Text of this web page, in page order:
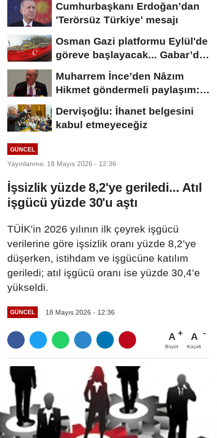
Cumhurbaşkanı Erdoğan’dan
'Terörsüz Türkiye' mesajı
Osman Gazi platformu Eylül'de
göreve başlayacak... Gabar’da
Muharrem İnce’den Nâzım
Hikmet göndermeli paylaşım:
Vatan hainliğine...
Dervişoğlu: İhanet belgesini
kabul etmeyeceğiz
GÜNCEL
Yayınlanma: 18 Mayıs 2026 - 12:36
İşsizlik yüzde 8,2'ye geriledi... Atıl
işgücü yüzde 30'u aştı
TÜİK’in 2026 yılının ilk çeyrek işgücü
verilerine göre işsizlik oranı yüzde 8,2’ye
düşerken, istihdam ve işgücüne katılım
geriledi; atıl işgücü oranı ise yüzde 30,4’e
yükseldi.
GÜNCEL 18 Mayıs 2026 - 12:36
A
Büyüt
A
Küçült